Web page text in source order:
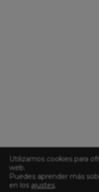
Utilizamos cookies para
web.
Puedes aprender más
en los ajustes.